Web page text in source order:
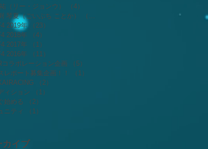
（リー・ジョンウ）
（4）
琴夏（ごいぶち ことか）
（4）
2019年
（23）
2018年
（4）
2017年
（1）
2016年
（11）
コラボレーション企画
（5）
レポート募集企画！！
（1）
（2）
ィション
（1）
始める
（2）
ニティ
（1）
カイブ